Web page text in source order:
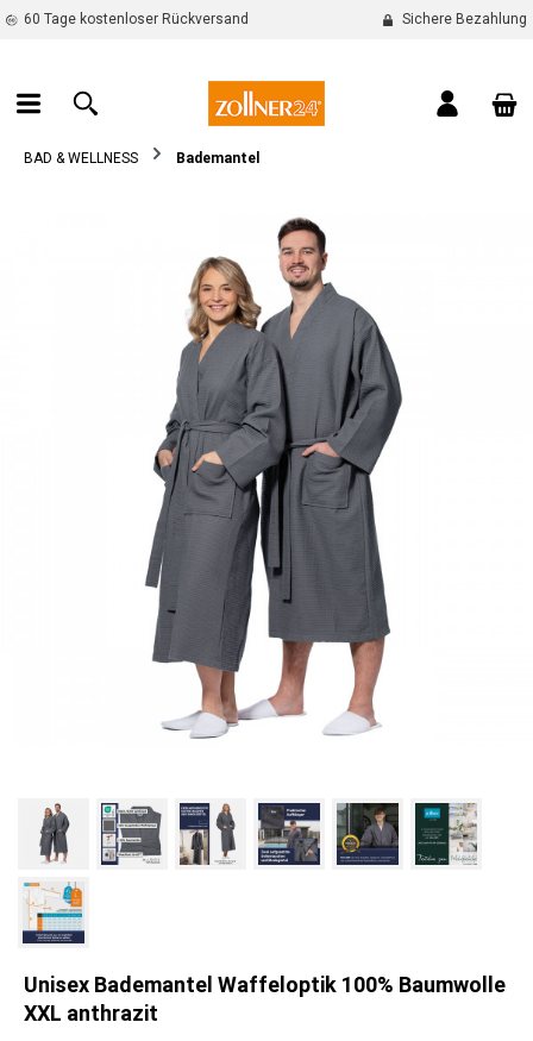
springen
60 Tage kostenloser Rückversand Sichere Bezahlung
BAD & WELLNESS Bademantel
Unisex Bademantel Waffeloptik 100% Baumwolle
XXL anthrazit